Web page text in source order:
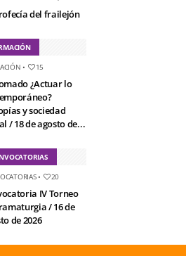
del frailejón
• 15
¿Actuar lo
y sociedad
/ 18 de agosto de...
• 20
IV Torneo
/ 16 de
de 2026